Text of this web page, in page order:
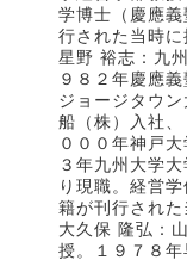
学博士（慶應
行された当時
星野 裕志：九
９８２年慶應
ジョージタウ
船（株）入社
０００年神戸
３年九州大学
り現職。経営
籍が刊行され
大久保 隆弘：
授。１９７８